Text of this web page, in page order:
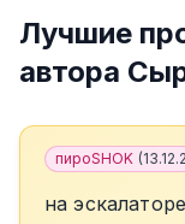
Лучшие
автора
пироSHOK (
на